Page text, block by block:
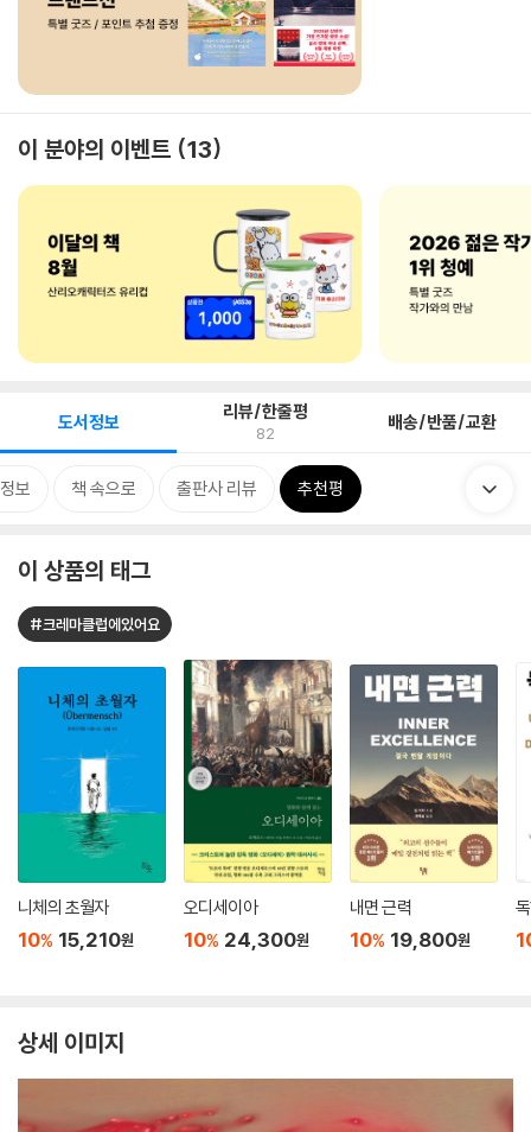
이 분야의 이벤트 13
도서정보 리뷰/한줄평
82 배송/반품/교환
보 책 속으로 출판사 리뷰 추천평
이 상품의 태그
#크레마클럽에있어요
니체의 초월자
10% 15,210원
오디세이아
10% 24,300원
내면 근력
10% 19,800원
상세 이미지